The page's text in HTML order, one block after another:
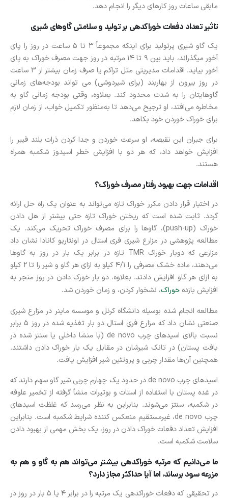
مابقی ساعات روز کارهای دیگر را انجام دهد.
تاثیر تعداد دفعات خوراکدهی بر تولید و سلامتی گاوهای شیری
یک گاو شیری پرتولید برای اینکه مجموعاً 3 تا 5 ساعت در روز را پای
آخور میگذراند، باید بین 9 تا 14 مرتبه در روز جهت مصرف خوراک به پای
آخور بیاید. اقدامات مدیریتی مثل تراکم یا صرف زمان بیشتر از 3 ساعت
در روز بیرون از بهاربند (برای شیردوشی) می تواند بودجه‌های زمانی
گاوهایتان را به شدت محدود کند. بعلاوه، وقتی بودجه زمانی گاو به
مخاطره می‌افتد، او ترجیح می‌دهد تا به‌منظور تکمیل خواب، از زمان لازم
برای خوراک خوردن خود بکاهد.
برای جبران این نقیصه، او سرعت خوردن و جدا کردن ذرات بلند فیبر را
افزایش خواهد داد، که هر دو با افزایش خطر اسیدوز شکمبه همراه
هستند.
اقدامات جهت بهبود رفتار مصرف خوراک؟
در اختیار قرار دادن مکرر خوراک تازه می‌تواند به عنوان یک راه حل ارائه
گردد. ثابت شده است که ریختن خوراک تازه حتی بیشتر از هل دادن
خوراک (push-up)، گاوها را برای مصرف خوراک تحریک می‌کند. یک
مطالعه پژوهشی در مزارع شیری فری استال در اونتاریو کانادا نشان داد
مزارعی که دوبار خوراک TMR تازه در برابر یک بار در روز به گاوها
می‌دهند، ماده خشک مصرفی را 4/1 کیلو به ازای هر گاو و شیر را تا 2 کیلو
به ازای هر گاو افزایش دادند. بعلاوه، دو بار خورک دادن در روز منجر به
افزایش بازده خوراک، نشخوار کردن، و زمان خوردن شد.
مطالعه انجام شده بوسیله دانشگاه کرنل و موسسه ماینر در مزارع شیری
صنعتی نشان داد که مزارع فری استال دو بار تغذیه شده در روز 5 برابر
نسبت بالای اسیدهای چرب de novo (با منشا داخلی یا سنتز شده در
بافت پستان) در تانک شیرشان در مقابل یک بار خوراک دادن داشتند.
همچنین آن‌ها مقدار چربی و پروتئین شیر افزایش یافت.
اسیدهای چرب de novo در حدود یک چهارم چربی شیر گاو سهم دارند که
در غده پستان با استفاده از استات و بوتیرات منشأ گرفته از تخمیر علوفه
در شکمبه، سنتز می‌شوند. بنابراین به نظر می‌رسد که غلظت اسیدهای
چرب de novo، غیرمستقیم منعکس کننده شرایط شکمبه است. بنابراین
افزایش تعداد دفعات خوراک دادن در روز، یک بخش مهمی از بهبود دادن
سلامت شکمبه است.
ما می‌دانیم که مرتبه خوراکدهی بیشتر می‌تواند هم به گاو و هم به
مزرعه سود برساند، اما آیا حداکثر مجاز دارد؟
در تحقیقی که دفعات خوراکدهی یک مرتبه را در برابر 4 یا 5 بار در روز در